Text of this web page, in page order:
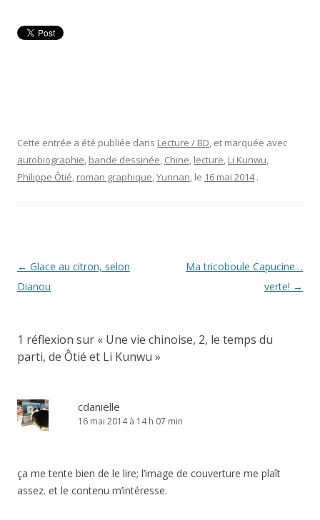
Cette entrée a été publiée dans Lecture / BD, et marquée avec
autobiographie, bande dessinée, Chine, lecture, Li Kunwu,
Philippe Ôtié, roman graphique,Yunnan, le 16 mai 2014 .
Navigation
des
← Glace au citron, selon
Dianou
Ma tricoboule Capucine…
verte! →
1 réflexion sur « Une vie chinoise, 2, le temps du
parti, de Ôtié et Li Kunwu »
cdanielle
16 mai 2014 à 14 h 07 min
ça me tente bien de le lire; l’image de couverture me plaît
assez. et le contenu m’intéresse.